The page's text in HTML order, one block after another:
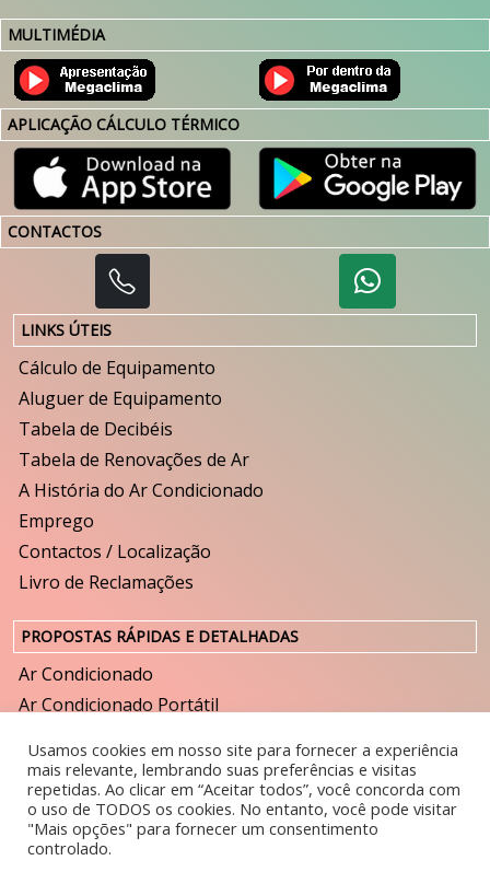
MULTIMÉDIA
APLICAÇÃO CÁLCULO TÉRMICO
CONTACTOS
LINKS ÚTEIS
Cálculo de Equipamento
Aluguer de Equipamento
Tabela de Decibéis
Tabela de Renovações de Ar
A História do Ar Condicionado
Emprego
Contactos / Localização
Livro de Reclamações
PROPOSTAS RÁPIDAS E DETALHADAS
Ar Condicionado
Ar Condicionado Portátil
Humidificador
Purificador
Desumidificador
Cortina de Ar
Usamos cookies em nosso site para fornecer a experiência
mais relevante, lembrando suas preferências e visitas
repetidas. Ao clicar em “Aceitar todos”, você concorda com
o uso de TODOS os cookies. No entanto, você pode visitar
"Mais opções" para fornecer um consentimento
controlado.